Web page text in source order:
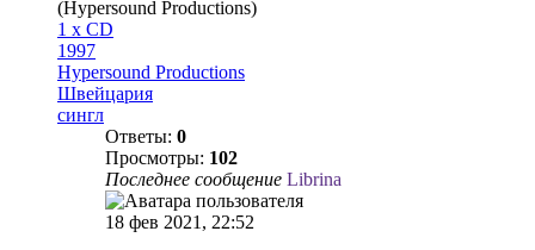
(Hypersound Productions)
1 x CD
1997
Hypersound Productions
Швейцария
сингл
Ответы: 0
Просмотры: 102
Последнее сообщение Librina
18 фев 2021, 22:52